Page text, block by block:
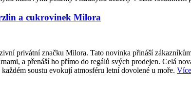
a cukrovinek Milora
privátní značku Milora. Tato novinka přináší
a přenáší ho přímo do regálů svých prodejen. Celá
soustu evokují atmosféru letní dovolené u moře. Více